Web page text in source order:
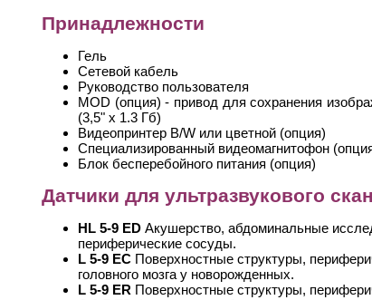
Принадлежности
Гель
Сетевой кабель
Руководство пользователя
MOD (опция) - привод для сохранения
(3,5" x 1.3 Гб)
Видеопринтер B/W или цветной (опция)
Специализированный видеомагнитофон
Блок бесперебойного питания (опция)
Датчики для ультразвукового
HL 5-9 ED Акушерство, абдоминальные
периферические сосуды.
L 5-9 EC Поверхностные структуры,
головного мозга у новорожденных.
L 5-9 ER Поверхностные структуры,